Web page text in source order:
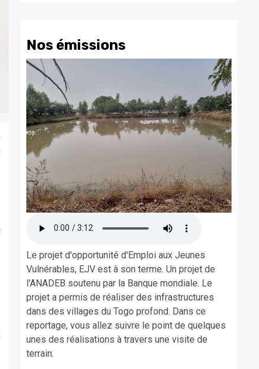
Nos émissions
Le projet d'opportunité d'Emploi aux Jeunes
Vulnérables, EJV est à son terme. Un projet de
l'ANADEB soutenu par la Banque mondiale. Le
projet a permis de réaliser des infrastructures
dans des villages du Togo profond. Dans ce
reportage, vous allez suivre le point de quelques
unes des réalisations à travers une visite de
terrain.